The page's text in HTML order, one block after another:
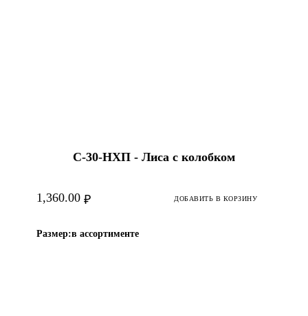
С-30-HХП - Лиса с колобком
₽
1,360.00 ДОБАВИТЬ В КОРЗИНУ
Размер:в ассортименте